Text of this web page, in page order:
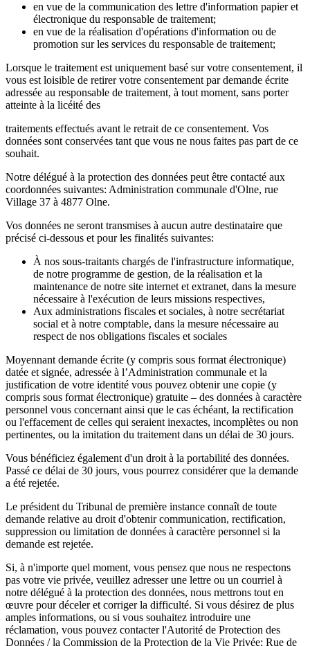
en vue de la communication des lettre d'information papier et
électronique du responsable de traitement;
en vue de la réalisation d'opérations d'information ou de
promotion sur les services du responsable de traitement;
Lorsque le traitement est uniquement basé sur votre consentement, il
vous est loisible de retirer votre consentement par demande écrite
adressée au responsable de traitement, à tout moment, sans porter
atteinte à la licéité des
traitements effectués avant le retrait de ce consentement. Vos
données sont conservées tant que vous ne nous faites pas part de ce
souhait.
Notre délégué à la protection des données peut être contacté aux
coordonnées suivantes: Administration communale d'Olne, rue
Village 37 à 4877 Olne.
Vos données ne seront transmises à aucun autre destinataire que
précisé ci-dessous et pour les finalités suivantes:
À nos sous-traitants chargés de l'infrastructure informatique,
de notre programme de gestion, de la réalisation et la
maintenance de notre site internet et extranet, dans la mesure
nécessaire à l'exécution de leurs missions respectives,
Aux administrations fiscales et sociales, à notre secrétariat
social et à notre comptable, dans la mesure nécessaire au
respect de nos obligations fiscales et sociales
Moyennant demande écrite (y compris sous format électronique)
datée et signée, adressée à l’Administration communale et la
justification de votre identité vous pouvez obtenir une copie (y
compris sous format électronique) gratuite – des données à caractère
personnel vous concernant ainsi que le cas échéant, la rectification
ou l'effacement de celles qui seraient inexactes, incomplètes ou non
pertinentes, ou la imitation du traitement dans un délai de 30 jours.
Vous bénéficiez également d'un droit à la portabilité des données.
Passé ce délai de 30 jours, vous pourrez considérer que la demande
a été rejetée.
Le président du Tribunal de première instance connaît de toute
demande relative au droit d'obtenir communication, rectification,
suppression ou limitation de données à caractère personnel si la
demande est rejetée.
Si, à n'importe quel moment, vous pensez que nous ne respectons
pas votre vie privée, veuillez adresser une lettre ou un courriel à
notre délégué à la protection des données, nous mettrons tout en
œuvre pour déceler et corriger la difficulté. Si vous désirez de plus
amples informations, ou si vous souhaitez introduire une
réclamation, vous pouvez contacter l'Autorité de Protection des
Données / la Commission de la Protection de la Vie Privée: Rue de